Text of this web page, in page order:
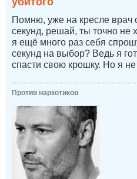
Помню, уже на кресле врач
секунд, решай, ты точно не
я ещё много раз себя
секунд на выбор? Ведь я
спасти свою крошку. Но я
Против наркотиков